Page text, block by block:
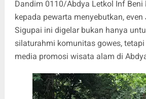
Dandim 0110/Abdya Letkol Inf Beni
kepada pewarta menyebutkan,
Sigupai ini digelar bukan hanya
silaturahmi komunitas gowes,
media promosi wisata alam di